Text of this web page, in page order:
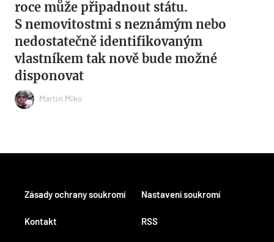
roce může připadnout státu.
S nemovitostmi s neznámým nebo
nedostatečně identifikovaným
vlastníkem tak nově bude možné
disponovat
Martin Miko
Kontakt RSS
Zásady ochrany soukromí Nastavení soukromí